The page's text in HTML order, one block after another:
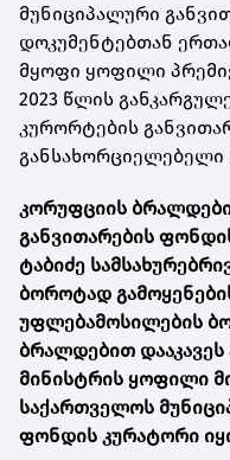
მუნიციპალური
დოკუმენტებთან
მყოფი ყოფილი
2023 წლის
კურორტების
განსახორციელებელი
კორუფციის
განვითარების
ტაბიძე
ბოროტად
უფლებამოსილების
ბრალდებით
მინისტრის ყოფილი
საქართველოს
ფონდის კურატორი